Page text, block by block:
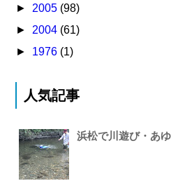
► 2005 (98)
► 2004 (61)
► 1976 (1)
人気記事
浜松で川遊び・あ